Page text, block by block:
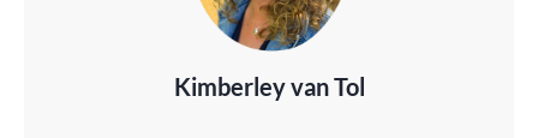
Kimberley van Tol